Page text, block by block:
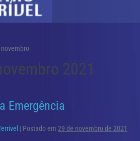
novembro
2021
Emergência
| Postado em 29 de novembro de 2021